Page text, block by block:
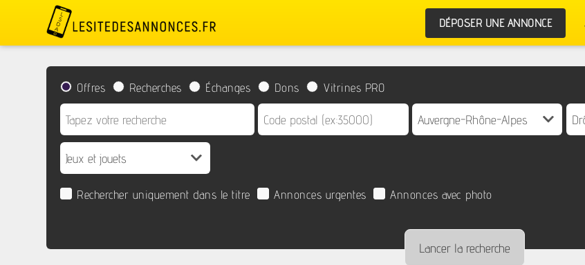
DÉPOSER UNE ANNONCE
Offres Recherches Échanges Dons Vitrines PRO
Rechercher uniquement dans le titre Annonces urgentes Annonces avec photo